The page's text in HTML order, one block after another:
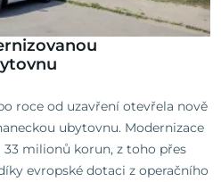
roce od uzavření otevřela nově
ubytovnu. Modernizace
milionů korun, z toho přes
evropské dotaci z operačního